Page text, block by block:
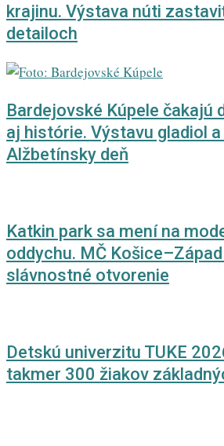
krajinu. Výstava núti
detailoch
Bardejovské Kúpele čakajú
aj histórie. Výstavu gladiol
Alžbetínsky deň
Katkin park sa mení na
oddychu. MČ
slávnostné otvorenie
Detskú univerzitu TUKE
takmer 300 žiakov